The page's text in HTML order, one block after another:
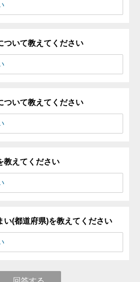
ついて教えてください
ついて教えてください
教えてください
い(都道府県)を教えてください